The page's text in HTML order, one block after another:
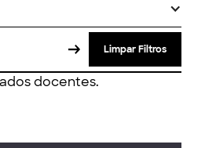
Limpar Filtros
docentes.